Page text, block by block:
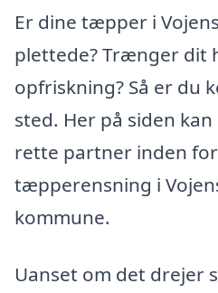
Er dine tæpper i
plettede? Trænger dit
opfriskning? Så er du
sted. Her på siden
rette partner inden
tæpperensning i
kommune.
Uanset om det drejer